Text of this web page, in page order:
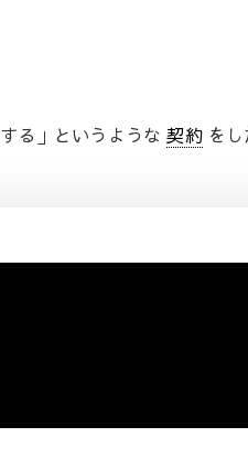
る」というような契約をし